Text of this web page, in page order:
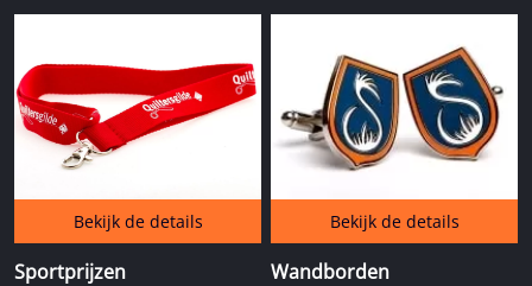
Bekijk de details Bekijk de details
Sportprijzen Wandborden